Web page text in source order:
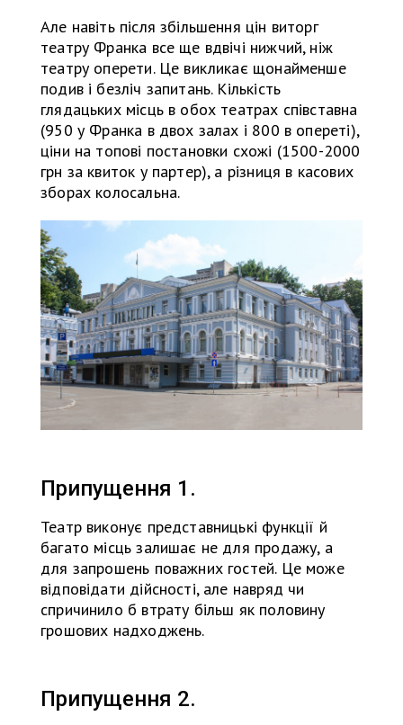
Але навіть після збільшення цін виторг
театру Франка все ще вдвічі нижчий, ніж
театру оперети. Це викликає щонайменше
подив і безліч запитань. Кількість
глядацьких місць в обох театрах співставна
(950 у Франка в двох залах і 800 в опереті),
ціни на топові постановки схожі (1500-2000
грн за квиток у партер), а різниця в касових
зборах колосальна.
Припущення 1.
Театр виконує представницькі функції й
багато місць залишає не для продажу, а
для запрошень поважних гостей. Це може
відповідати дійсності, але навряд чи
спричинило б втрату більш як половину
грошових надходжень.
Припущення 2.